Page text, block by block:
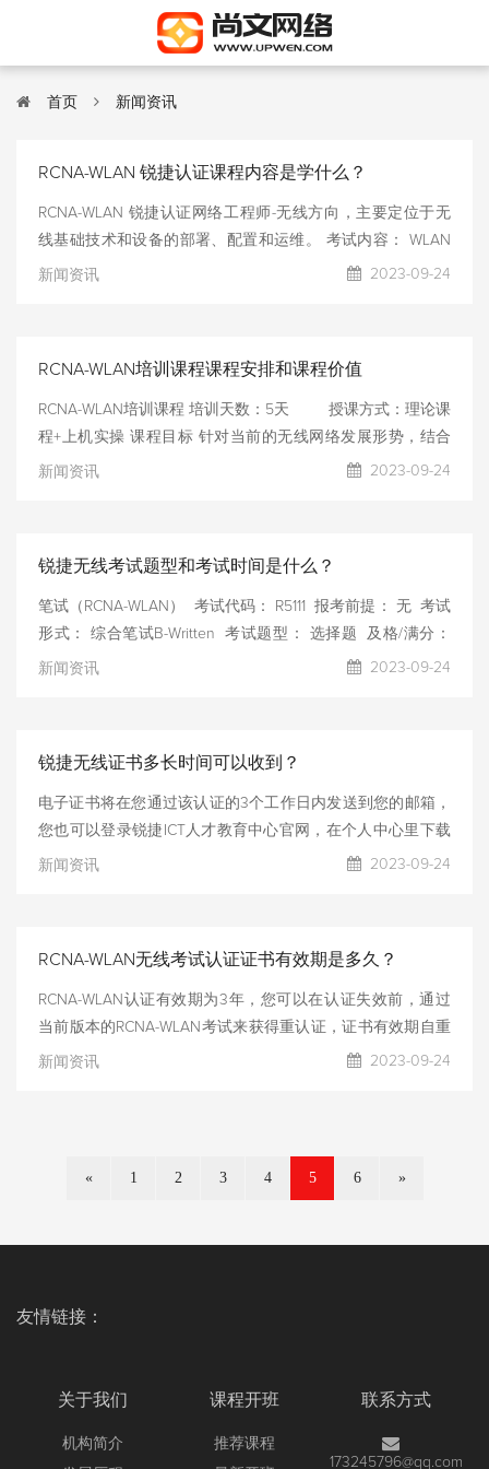
首页 新闻资讯
RCNA-WLAN 锐捷认证课程内容是学什么？
RCNA-WLAN 锐捷认证网络工程师-无线方向，主要定位于无
线基础技术和设备的部署、配置和运维。 考试内容： WLAN
技术基础、WALN组网设备、锐捷WLAN产品、WLAN组网模
可 适用对象： 即将或正在从事锐捷无线技术方向工作且需要
提升专业能力的技术人员；锐捷体系内代理商工程师、服务渠
道的技术工程师。
新闻资讯 2023-09-24
RCNA-WLAN培训课程课程安排和课程价值
RCNA-WLAN培训课程 培训天数：5天 授课方式：理论课
程+上机实操 课程目标 针对当前的无线网络发展形势，结合
锐捷无线网络产品的定位，从基础理论出发，涵盖了当前无线
值 获取RCNA-WLAN级别的认可有效证明该认证人员具备以下
能力： ➢ WLAN技术基础理论； ➢ WLAN设备基本原理与调
试 ➢ 锐捷WALN组网设备安装、部署与维护； ➢ WLAN安全
新闻资讯 2023-09-24
锐捷无线考试题型和考试时间是什么？
笔试（RCNA-WLAN） 考试代码： R5111 报考前提： 无 考试
形式： 综合笔试B-Written 考试题型： 选择题 及格/满分：
600分/1000分 考试时长： 90分钟 有效期： 3年 考试费
新闻资讯 2023-09-24
锐捷无线证书多长时间可以收到？
电子证书将在您通过该认证的3个工作日内发送到您的邮箱，
您也可以登录锐捷ICT人才教育中心官网，在个人中心里下载
您的证书。 纸质版证书将在1个月内邮寄至您预留的地址，请
新闻资讯 2023-09-24
RCNA-WLAN无线考试认证证书有效期是多久？
RCNA-WLAN认证有效期为3年，您可以在认证失效前，通过
当前版本的RCNA-WLAN考试来获得重认证，证书有效期自重
认证考试日起计算3年。
新闻资讯 2023-09-24
« 1 2 3 4 5 6 »
友情链接：
关于我们
机构简介
课程开班
推荐课程
联系方式
173245796@qq.com